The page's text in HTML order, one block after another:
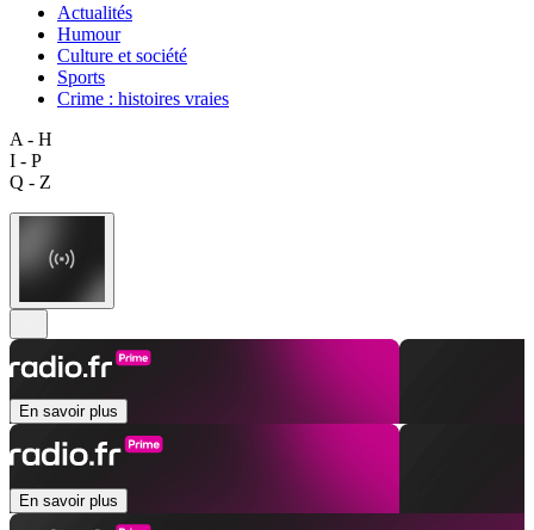
Actualités
Humour
Culture et société
Sports
Crime : histoires vraies
A - H
I - P
Q - Z
En savoir plus
En savoir plus